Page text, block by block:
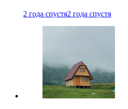
2 года спустя2 года спустя